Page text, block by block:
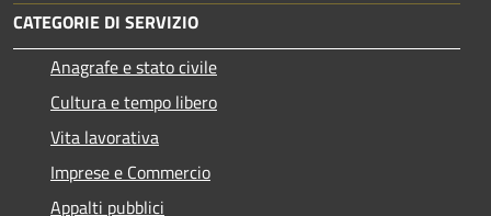
CATEGORIE DI SERVIZIO
Anagrafe e stato civile
Cultura e tempo libero
Vita lavorativa
Imprese e Commercio
Appalti pubblici